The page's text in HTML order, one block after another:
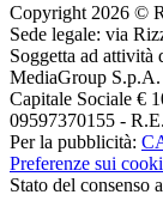
Copyright 2026 ©
Sede legale: via
Soggetta ad attività
MediaGroup S.p.A.
Capitale Sociale €
09597370155 -
Per la pubblicità:
Preferenze sui
Stato del consenso